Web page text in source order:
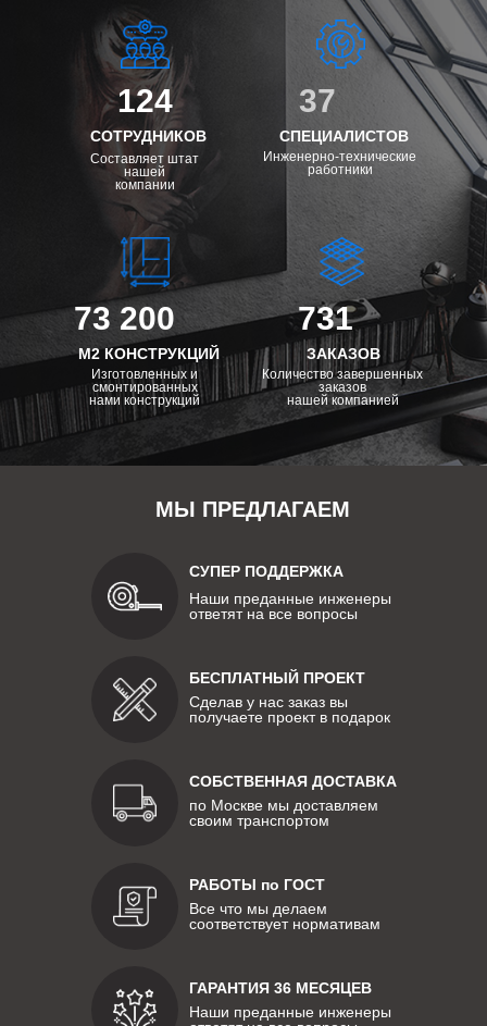
124
СОТРУДНИКОВ
Составляет штат
нашей
компании
73 200
М2 КОНСТРУКЦИЙ
Изготовленных и
смонтированных
нами конструкций
731
ЗАКАЗОВ
Количество завершенных
заказов
нашей компанией
37
СПЕЦИАЛИСТОВ
Инженерно-технические
работники
МЫ ПРЕДЛАГАЕМ
СУПЕР ПОДДЕРЖКА
Наши преданные инженеры
ответят на все вопросы
БЕСПЛАТНЫЙ ПРОЕКТ
Сделав у нас заказ вы
получаете проект в подарок
СОБСТВЕННАЯ ДОСТАВКА
по Москве мы доставляем
своим транспортом
РАБОТЫ по ГОСТ
Все что мы делаем
соответствует нормативам
ГАРАНТИЯ 36 МЕСЯЦЕВ
Наши преданные инженеры